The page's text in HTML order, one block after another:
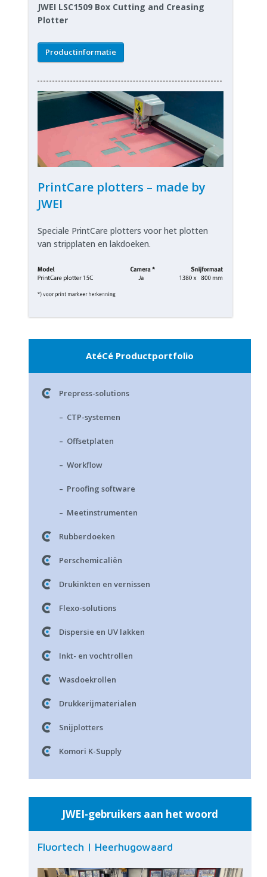
JWEI LSC1509 Box Cutting and Creasing
Plotter
Productinformatie
PrintCare plotters – made by
JWEI
Speciale PrintCare plotters voor het plotten
van stripplaten en lakdoeken.
AtéCé Productportfolio
Prepress-solutions
– CTP-systemen
– Offsetplaten
– Workflow
– Proofing software
– Meetinstrumenten
Rubberdoeken
Perschemicaliën
Drukinkten en vernissen
Flexo-solutions
Dispersie en UV lakken
Inkt- en vochtrollen
Wasdoekrollen
Drukkerijmaterialen
Snijplotters
Komori K-Supply
JWEI-gebruikers aan het woord
Fluortech | Heerhugowaard